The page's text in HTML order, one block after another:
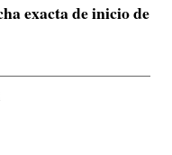
exacta de inicio de